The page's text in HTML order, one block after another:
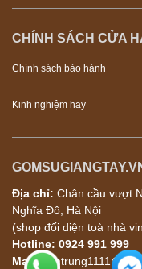
CHÍNH SÁCH CỬA
Chính sách bảo hành
Kinh nghiệm hay
Địa chỉ: Chân cầu vượt
Nghĩa Đô, Hà Nội
(shop đối diện toà nhà
Hotline: 0924 991 999
Mail: